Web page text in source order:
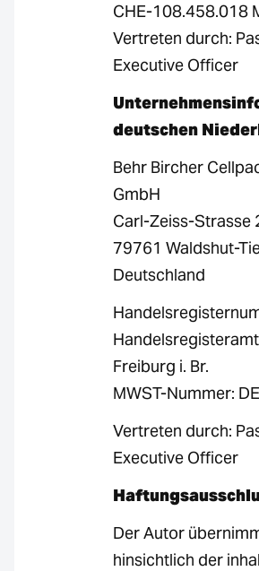
CHE-108.458.018
Vertreten durch:
Executive Officer
deutschen
Behr Bircher
GmbH
Carl-Zeiss-Strasse
79761 Waldshut-
Deutschland
Freiburg i. Br.
MWST-Nummer:
Vertreten durch:
Executive Officer
Der Autor
hinsichtlich der